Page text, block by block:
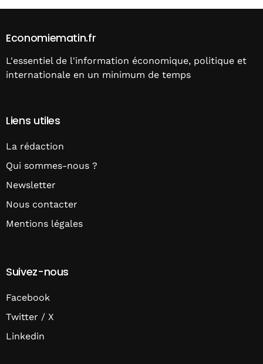
Economiematin.fr
L'essentiel de l'information économique, politique et
internationale en un minimum de temps
Liens utiles
La rédaction
Qui sommes-nous ?
Newsletter
Nous contacter
Mentions légales
Suivez-nous
Facebook
Twitter / X
Linkedin